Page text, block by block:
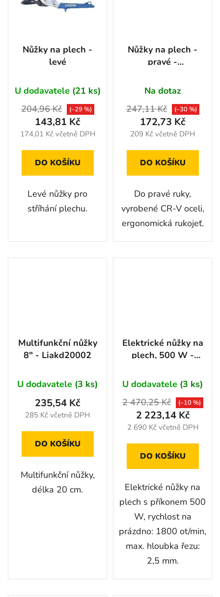
Nůžky na plech -
levé
U dodavatele (21 ks)
174,01 Kč včetně DPH
143,81 Kč
204,96 Kč (–29 %)
DO KOŠÍKU
Levé nůžky pro
stříhání plechu.
Nůžky na plech -
pravé -
Na dotaz
209 Kč včetně DPH
172,73 Kč
247,11 Kč (–30 %)
DO KOŠÍKU
Do pravé ruky,
vyrobené CR-V oceli,
ergonomická rukojeť.
Multifunkční nůžky
8" - Liakd20002
U dodavatele (3 ks)
285 Kč včetně DPH
235,54 Kč
DO KOŠÍKU
Multifunkční nůžky,
délka 20 cm.
Elektrické nůžky na
plech, 500 W -
U dodavatele (3 ks)
2 690 Kč včetně DPH
2 223,14 Kč
2 470,25 Kč (–10 %)
DO KOŠÍKU
Elektrické nůžky na
plech s příkonem 500
W, rychlost na
prázdno: 1800 ot/min,
max. hloubka řezu:
2,5 mm.